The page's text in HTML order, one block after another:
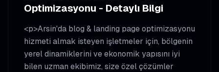
Optimizasyonu - Detaylı Bilgi
<p>Arsin'da blog & landing page optimizasyonu
hizmeti almak isteyen işletmeler için, bölgenin
yerel dinamiklerini ve ekonomik yapısını iyi
bilen uzman ekibimiz, size özel çözümler